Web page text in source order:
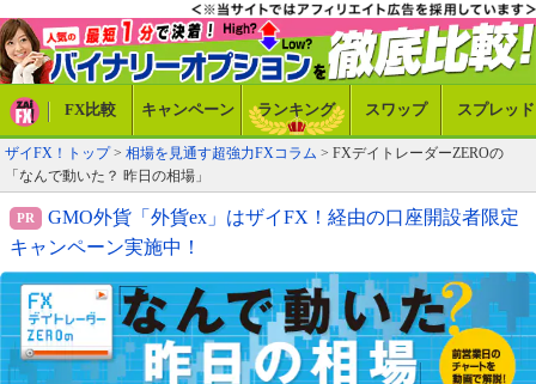
FX比較 キャンペーン ランキング スワップ スプレッド
ザイFX！トップ> 相場を見通す超強力FXコラム > FXデイトレーダーZEROの
「なんで動いた？ 昨日の相場」
GMO外貨「外貨ex」はザイFX！経由の口座開設者限定
キャンペーン実施中！